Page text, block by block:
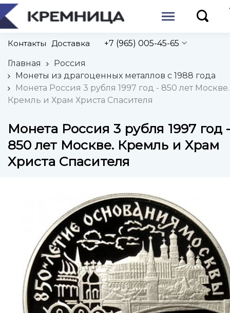
Контакты Доставка +7 (965) 005-45-65
Главная
Россия
Монеты из драгоценных металлов с 1988 года
Монета Россия 3 рубля 1997 год - 850 лет Москве.
Кремль и Храм Христа Спасителя
Монета Россия 3 рубля 1997 год
850 лет Москве. Кремль и Храм
Христа Спасителя